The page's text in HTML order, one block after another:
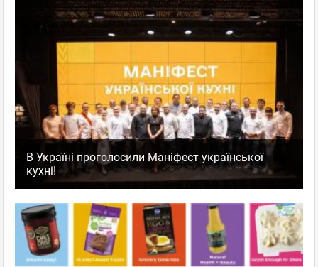
В Україні проголосили Маніфест української
кухні!